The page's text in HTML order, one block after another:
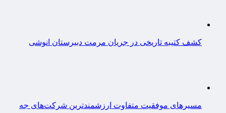
کشف کتیبه تاریخی در جریان مرمت دبیرستان انوشی
مسیرهای موفقیت متفاوت ارزشمندترین شرکت‌های جه